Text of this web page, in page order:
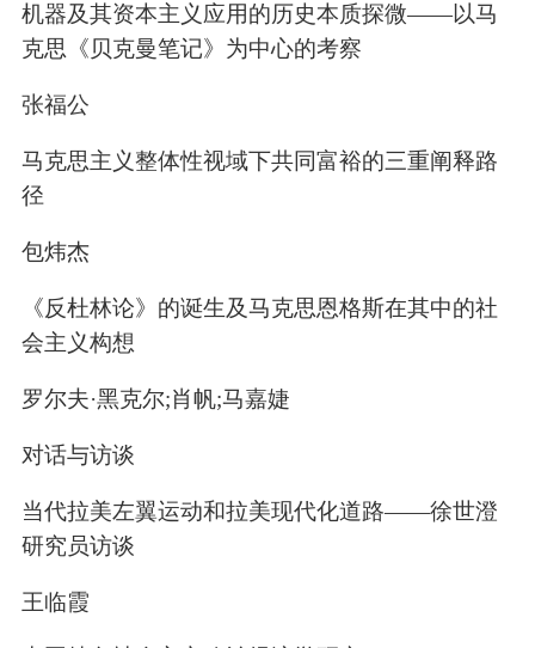
机器及其资本主义应用的历史本质探微——以马
克思《贝克曼笔记》为中心的考察
张福公
马克思主义整体性视域下共同富裕的三重阐释路
径
包炜杰
《反杜林论》的诞生及马克思恩格斯在其中的社
会主义构想
罗尔夫·黑克尔;肖帆;马嘉婕
对话与访谈
当代拉美左翼运动和拉美现代化道路——徐世澄
研究员访谈
王临霞